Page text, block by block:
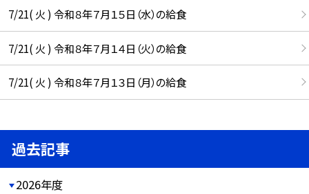
7/21( 火 ) 令和８年７月１５日（水）の給食
7/21( 火 ) 令和８年７月１４日（火）の給食
7/21( 火 ) 令和８年７月１３日（月）の給食
過去記事
2026年度